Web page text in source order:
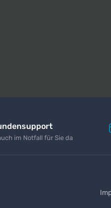
im Notfall für Sie da